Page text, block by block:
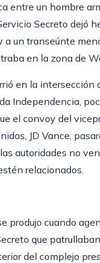
entre un hombre
Secreto dejó
a un transeúnte
en la zona de
en la intersección
Independencia,
el convoy del
JD Vance,
autoridades no
relacionados.
produjo cuando
que
del complejo